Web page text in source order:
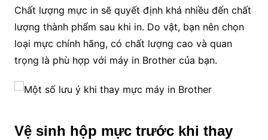
Chất lượng mực in sẽ quyết định khá nhiều đến chất
lượng thành phẩm sau khi in. Do vật, bạn nên chọn
loại mực chính hãng, có chất lượng cao và quan
trọng là phù hợp với máy in Brother của bạn.
Vệ sinh hộp mực trước khi thay